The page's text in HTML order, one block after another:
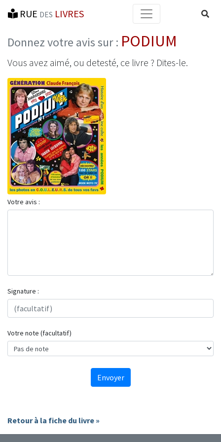
RUE DES LIVRES
Donnez votre avis sur : PODIUM
Vous avez aimé, ou detesté, ce livre ? Dites-le.
Votre avis :
Signature :
Votre note (facultatif)
Envoyer
Retour à la fiche du livre »